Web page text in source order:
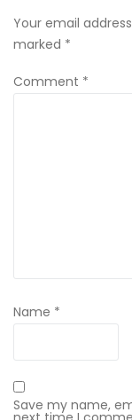
Your email
marked *
Comment *
Name *
Save my name,